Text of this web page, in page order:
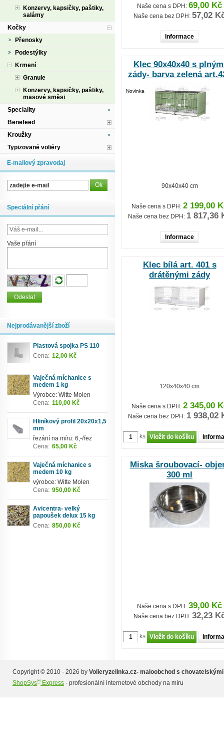
Naše cena s DPH: 69,00 Kč
Naše cena bez DPH: 57,02
Informace
Klec 90x40x40 s
zády- barva zelená
Novinka
90x40x40 cm
Naše cena s DPH: 2 199,00
Naše cena bez DPH: 1 817,36
Informace
Klec bílá art. 401 s
drátěnými zády
120x40x40 cm
Naše cena s DPH: 2 345,00
Naše cena bez DPH: 1 938,02
ks
Miska šroubovací-
300 ml
Naše cena s DPH: 39,00 Kč
Naše cena bez DPH: 32,23
ks
Konzervy, kapsičky, paštiky,
salámy
Kočky
Přenosky
Podestýlky
Krmení
Granule
Konzervy, kapsičky, paštiky,
masové směsi
Speciality
Benefeed
Kroužky
Typizované voliéry
E-mailový zpravodaj
Speciální přání
Vaše přání
Nejprodávanější zboží
Plastová spojka PS 110
Cena: 12,00 Kč
Vaječná míchanice s
medem 1 kg
Výrobce: Witte Molen
Cena: 110,00 Kč
Hliníkový profil 20x20x1,5
mm
řezání na míru: 6,-/řez
Cena: 65,00 Kč
Vaječná míchanice s
medem 10 kg
výrobce: Witte Molen
Cena: 950,00 Kč
Avicentra- velký
papoušek delux 15 kg
Cena: 850,00 Kč
Copyright © 2010 - 2026 by Volieryzelinka.cz- maloobchod s
ShopSys®Express - profesionální internetové obchody na míru